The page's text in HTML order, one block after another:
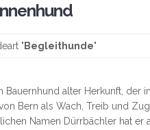
" Begleithunde"
Bauernhund alter Herkunft,
Bern als Wach, Treib und
Namen Dürrbächler hat